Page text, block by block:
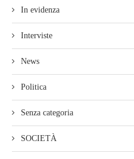
In evidenza
Interviste
News
Politica
Senza categoria
SOCIETÀ